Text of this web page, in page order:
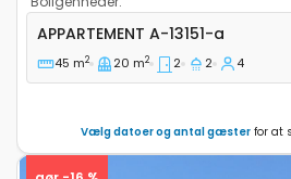
Toværelses lejlighed Rabac,
APPARTEMENT A-13151-a
45 m2 20 m2 2 2 4
Vælg datoer og antal gæster for at